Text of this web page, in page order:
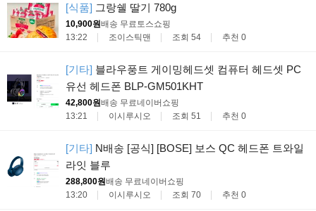
[식품] 그랑쉘 딸기 780g
10,900원배송 무료 토스쇼핑
13:22
조이스틱맨 조회 54 추천 0
[기타] 블라우풍트 게이밍헤드셋 컴퓨터 헤드셋 PC
유선 헤드폰 BLP-GM501KHT
42,800원배송 무료네이버쇼핑
13:21
이시루시오 조회 51 추천 0
[기타] N배송 [공식] [BOSE] 보스 QC 헤드폰 트와일
라잇 블루
288,800원배송 무료네이버쇼핑
13:20
이시루시오 조회 70 추천 0